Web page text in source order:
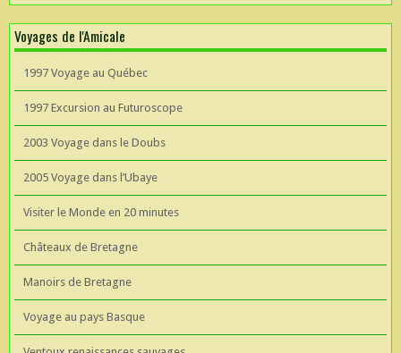
Voyages de l'Amicale
1997 Voyage au Québec
1997 Excursion au Futuroscope
2003 Voyage dans le Doubs
2005 Voyage dans l’Ubaye
Visiter le Monde en 20 minutes
Châteaux de Bretagne
Manoirs de Bretagne
Voyage au pays Basque